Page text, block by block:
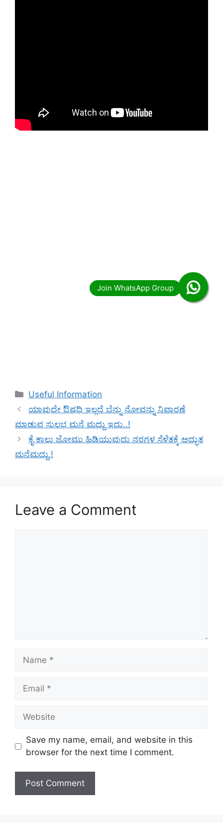
Categories
Useful Information
ಯಾವುದೇ ಔಷಧಿ ಇಲ್ಲದೆ ಬೆನ್ನು ನೋವನ್ನು ನಿವಾರಣೆ
ಮಾಡುವ ಸುಲಭ ಮನೆ ಮದ್ದು ಇದು..!
ಕೈ ಕಾಲು ಜೋಮು ಹಿಡಿಯುವುದು ನರಗಳ ಸೆಳೆತಕ್ಕೆ ಅದ್ಭುತ
ಮನೆಮದ್ದು.!
Leave a Comment
Name
Email
Website
Save my name, email, and website in this
browser for the next time I comment.